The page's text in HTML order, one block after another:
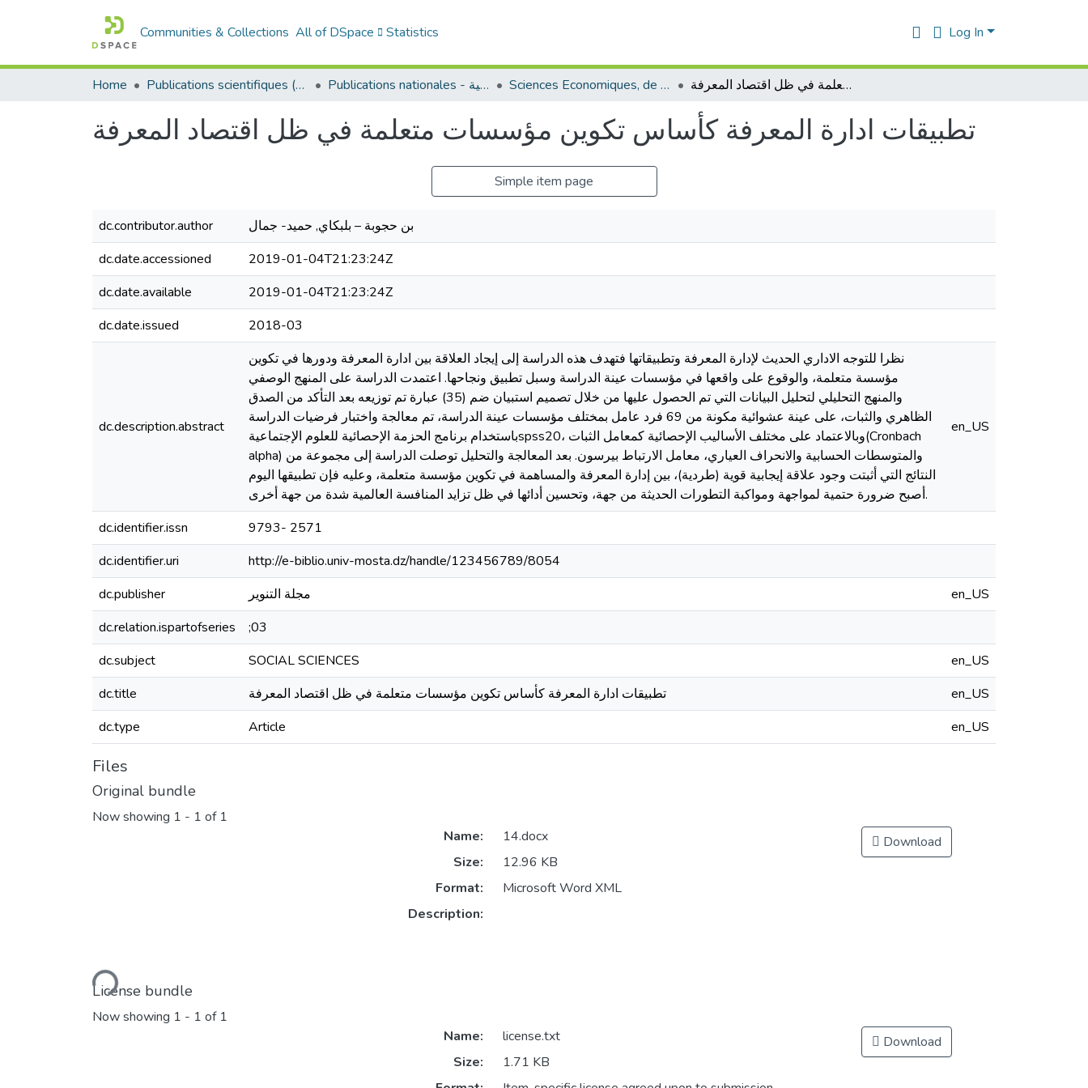
Communities & Collections All of DSpace Statistics Log In
Home Publications scientifiques (Laboratoires) Publications nationales - منشورات وطنية Sciences Economiques, de Gestion et Commerciales - العلوم الإقتصادية و التجارية و علوم التسيير تطبيقات ادارة المعرفة كأساس تكوين مؤسسات متعلمة في ظل اقتصاد المعرفة
تطبيقات ادارة المعرفة كأساس تكوين مؤسسات متعلمة في ظل اقتصاد المعرفة
Simple item page
dc.contributor.author
بن حجوبة – بلبكاي, حميد- جمال
dc.date.accessioned
2019-01-04T21:23:24Z
dc.date.available
2019-01-04T21:23:24Z
dc.date.issued
2018-03
dc.description.abstract
نظرا للتوجه الاداري الحديث لإدارة المعرفة وتطبيقاتها فتهدف هذه الدراسة إلى إيجاد العلاقة بين ادارة المعرفة ودورها في تكوين
مؤسسة متعلمة، والوقوع على واقعها في مؤسسات عينة الدراسة وسبل تطبيق ونجاحها. اعتمدت الدراسة على المنهج الوصفي
والمنهج التحليلي لتحليل البيانات التي تم الحصول عليها من خلال تصميم استبيان ضم (35) عبارة تم توزيعه بعد التأكد من الصدق
الظاهري والثبات، على عينة عشوائية مكونة من 69 فرد عامل بمختلف مؤسسات عينة الدراسة، تم معالجة واختبار فرضيات الدراسة
باستخدام برنامج الحزمة الإحصائية للعلوم الإجتماعيةspss20، وبالاعتماد على مختلف الأساليب الإحصائية كمعامل الثبات(Cronbach
alpha) والمتوسطات الحسابية والانحراف العياري، معامل الارتباط بيرسون. بعد المعالجة والتحليل توصلت الدراسة إلى مجموعة من
النتائج التي أثبتت وجود علاقة إيجابية قوية (طردية)، بين إدارة المعرفة والمساهمة في تكوين مؤسسة متعلمة، وعليه فإن تطبيقها اليوم
أصبح ضرورة حتمية لمواجهة ومواكبة التطورات الحديثة من جهة، وتحسين أدائها في ظل تزايد المنافسة العالمية شدة من جهة أخرى.
en_US
dc.identifier.issn
9793- 2571
dc.identifier.uri
http://e-biblio.univ-mosta.dz/handle/123456789/8054
dc.publisher
مجلة التنوير
en_US
dc.relation.ispartofseries
;03
dc.subject
SOCIAL SCIENCES
en_US
dc.title
تطبيقات ادارة المعرفة كأساس تكوين مؤسسات متعلمة في ظل اقتصاد المعرفة
en_US
dc.type
Article en_US
Files
Original bundle
Now showing 1 - 1 of 1
Loading...
Name:
14.docx
Size:
12.96 KB
Format:
Microsoft Word XML
Description:
Download
License bundle
Now showing 1 - 1 of 1
Name:
license.txt
Size:
1.71 KB
Download